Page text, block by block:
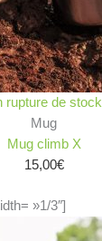
rupture de stock
Mug
Mug climb X
15,00€
»1/3″]